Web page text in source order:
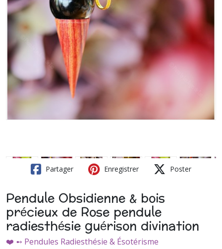
Partager Enregistrer Poster
Pendule Obsidienne & bois
précieux de Rose pendule
radiesthésie guérison divination
❤️ ➻ Pendules Radiesthésie & Ésotérisme